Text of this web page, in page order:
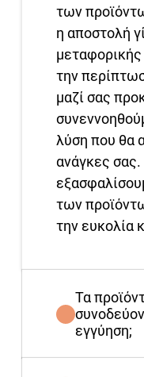
των
η αποστολή
την
μαζί σας
λύση που θα
ανάγκες σας.
των
την ευκολία
Τα
εγγύηση;